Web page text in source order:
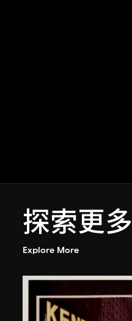
探索更多
Explore More